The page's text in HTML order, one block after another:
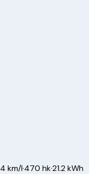
km/l·470 hk·21.2 kWh